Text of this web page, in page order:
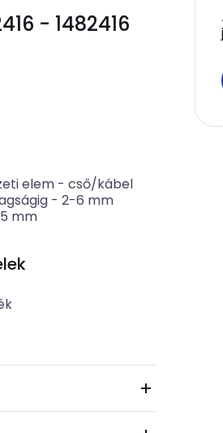
- 1482416
elem- cső/kábel
- 2-6 mm
mm